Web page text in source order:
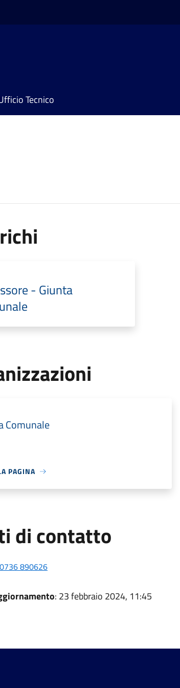
Tecnico
- Giunta
Comunale
PAGINA
di contatto
0736 890626
: 23 febbraio 2024, 11:45